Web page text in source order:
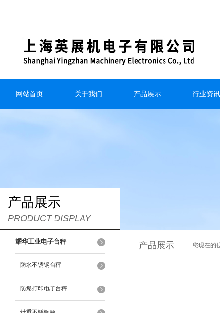
网站首页 关于我们 产品展示 行业资讯
产品展示
PRODUCT DISPLAY
耀华工业电子台秤
防水不锈钢台秤
防爆打印电子台秤
产品展示 您现在的